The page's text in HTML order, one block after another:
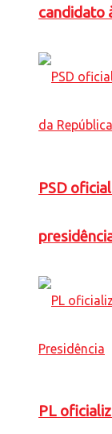
candidato
PSD
PL